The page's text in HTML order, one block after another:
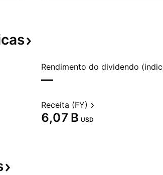
—
Receita (FY)
‪6,07 B‬ USD